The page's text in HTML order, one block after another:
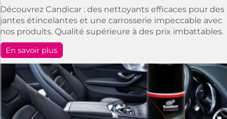
Découvrez Candicar : des nettoyants efficaces pour des
jantes étincelantes et une carrosserie impeccable avec
nos produits. Qualité supérieure à des prix imbattables.
En savoir plus